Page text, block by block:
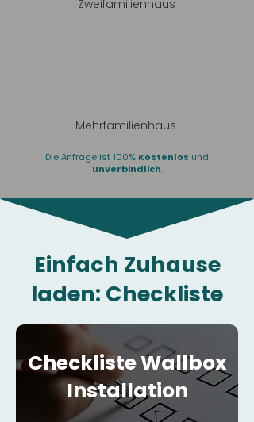
Zweifamilienhaus
Mehrfamilienhaus
Die Anfrage ist 100% Kostenlos und
unverbindlich.
Einfach Zuhause
laden: Checkliste
Checkliste Wallbox
Installation